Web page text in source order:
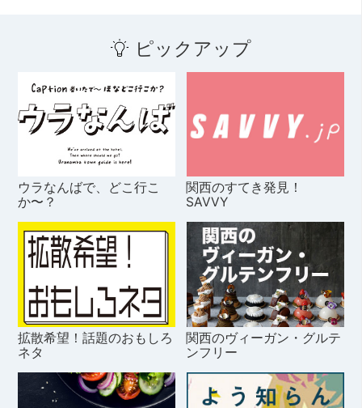
ピックアップ
ウラなんばで、どこ行こ
か〜？
関西のすてき発見！
SAVVY
拡散希望！話題のおもしろ
ネタ
関西のヴィーガン・グルテ
ンフリー